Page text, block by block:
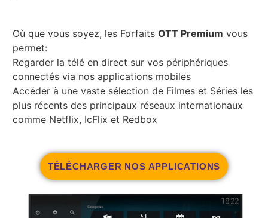
Où que vous soyez, les Forfaits OTT Premium vous
permet:
Regarder la télé en direct sur vos périphériques
connectés via nos applications mobiles
Accéder à une vaste sélection de Filmes et Séries les
plus récents des principaux réseaux internationaux
comme Netflix, IcFlix et Redbox
TÉLÉCHARGER NOS APPLICATIONS